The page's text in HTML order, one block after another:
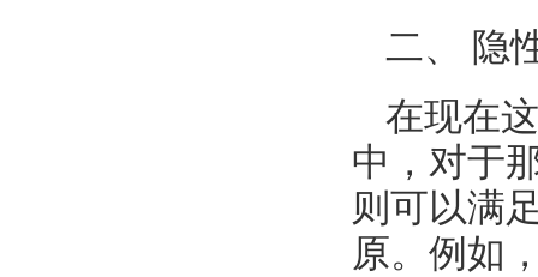
二、 隐
在现在
中，对于
则可以满
原。例如